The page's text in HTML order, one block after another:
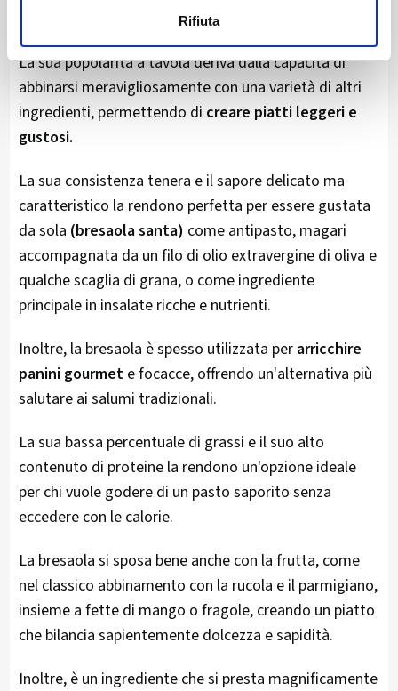
Rifiuta
tanto da essere protagonista di molteplici ricette.
La sua popolarità a tavola deriva dalla capacità di
abbinarsi meravigliosamente con una varietà di altri
ingredienti, permettendo di creare piatti leggeri e
gustosi.
La sua consistenza tenera e il sapore delicato ma
caratteristico la rendono perfetta per essere gustata
da sola (bresaola santa) come antipasto, magari
accompagnata da un filo di olio extravergine di oliva e
qualche scaglia di grana, o come ingrediente
principale in insalate ricche e nutrienti.
Inoltre, la bresaola è spesso utilizzata per arricchire
panini gourmet e focacce, offrendo un'alternativa più
salutare ai salumi tradizionali.
La sua bassa percentuale di grassi e il suo alto
contenuto di proteine la rendono un'opzione ideale
per chi vuole godere di un pasto saporito senza
eccedere con le calorie.
La bresaola si sposa bene anche con la frutta, come
nel classico abbinamento con la rucola e il parmigiano,
insieme a fette di mango o fragole, creando un piatto
che bilancia sapientemente dolcezza e sapidità.
Inoltre, è un ingrediente che si presta magnificamente